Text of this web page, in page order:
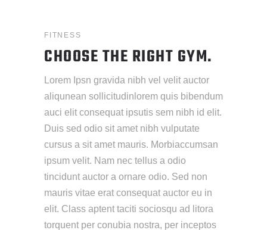
FITNESS
CHOOSE THE RIGHT GYM.
Lorem Ipsn gravida nibh vel velit auctor
aliqunean sollicitudinlorem quis bibendum
auci elit consequat ipsutis sem nibh id elit.
Duis sed odio sit amet nibh vulputate
cursus a sit amet mauris. Morbiaccumsan
ipsum velit. Nam nec tellus a odio
tincidunt auctor a ornare odio. Sed non
mauris vitae erat consequat auctor eu in
elit. Class aptent taciti sociosqu ad litora
torquent per conubia nostra, per inceptos